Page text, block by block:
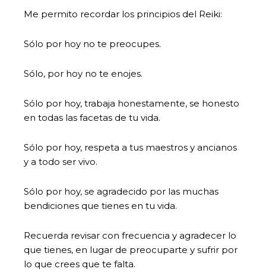
Me permito recordar los principios del Reiki:
Sólo por hoy no te preocupes.
Sólo, por hoy no te enojes.
Sólo por hoy, trabaja honestamente, se honesto
en todas las facetas de tu vida.
Sólo por hoy, respeta a tus maestros y ancianos
y a todo ser vivo.
Sólo por hoy, se agradecido por las muchas
bendiciones que tienes en tu vida.
Recuerda revisar con frecuencia y agradecer lo
que tienes, en lugar de preocuparte y sufrir por
lo que crees que te falta.